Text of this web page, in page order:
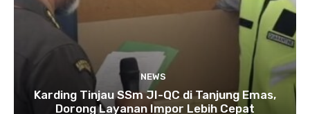
NEWS
Karding Tinjau SSm JI-QC di Tanjung Emas,
Dorong Layanan Impor Lebih Cepat